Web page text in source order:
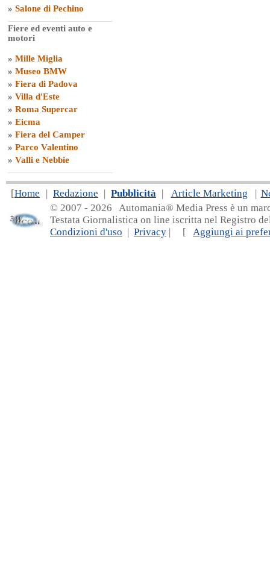
» Salone di Pechino
Fiere ed eventi auto e
motori
» Mille Miglia
» Museo BMW
» Fiera di Padova
» Villa d'Este
» Roma Supercar
» Eicma
» Fiera del Camper
» Parco Valentino
» Valli e Nebbie
[Home | Redazione | Pubblicità | Article Marketing |
© 2007 - 2026 Automania® Media Press è un
Testata Giornalistica on line iscritta nel Registro
Condizioni d'uso | Privacy | [ Aggiungi ai